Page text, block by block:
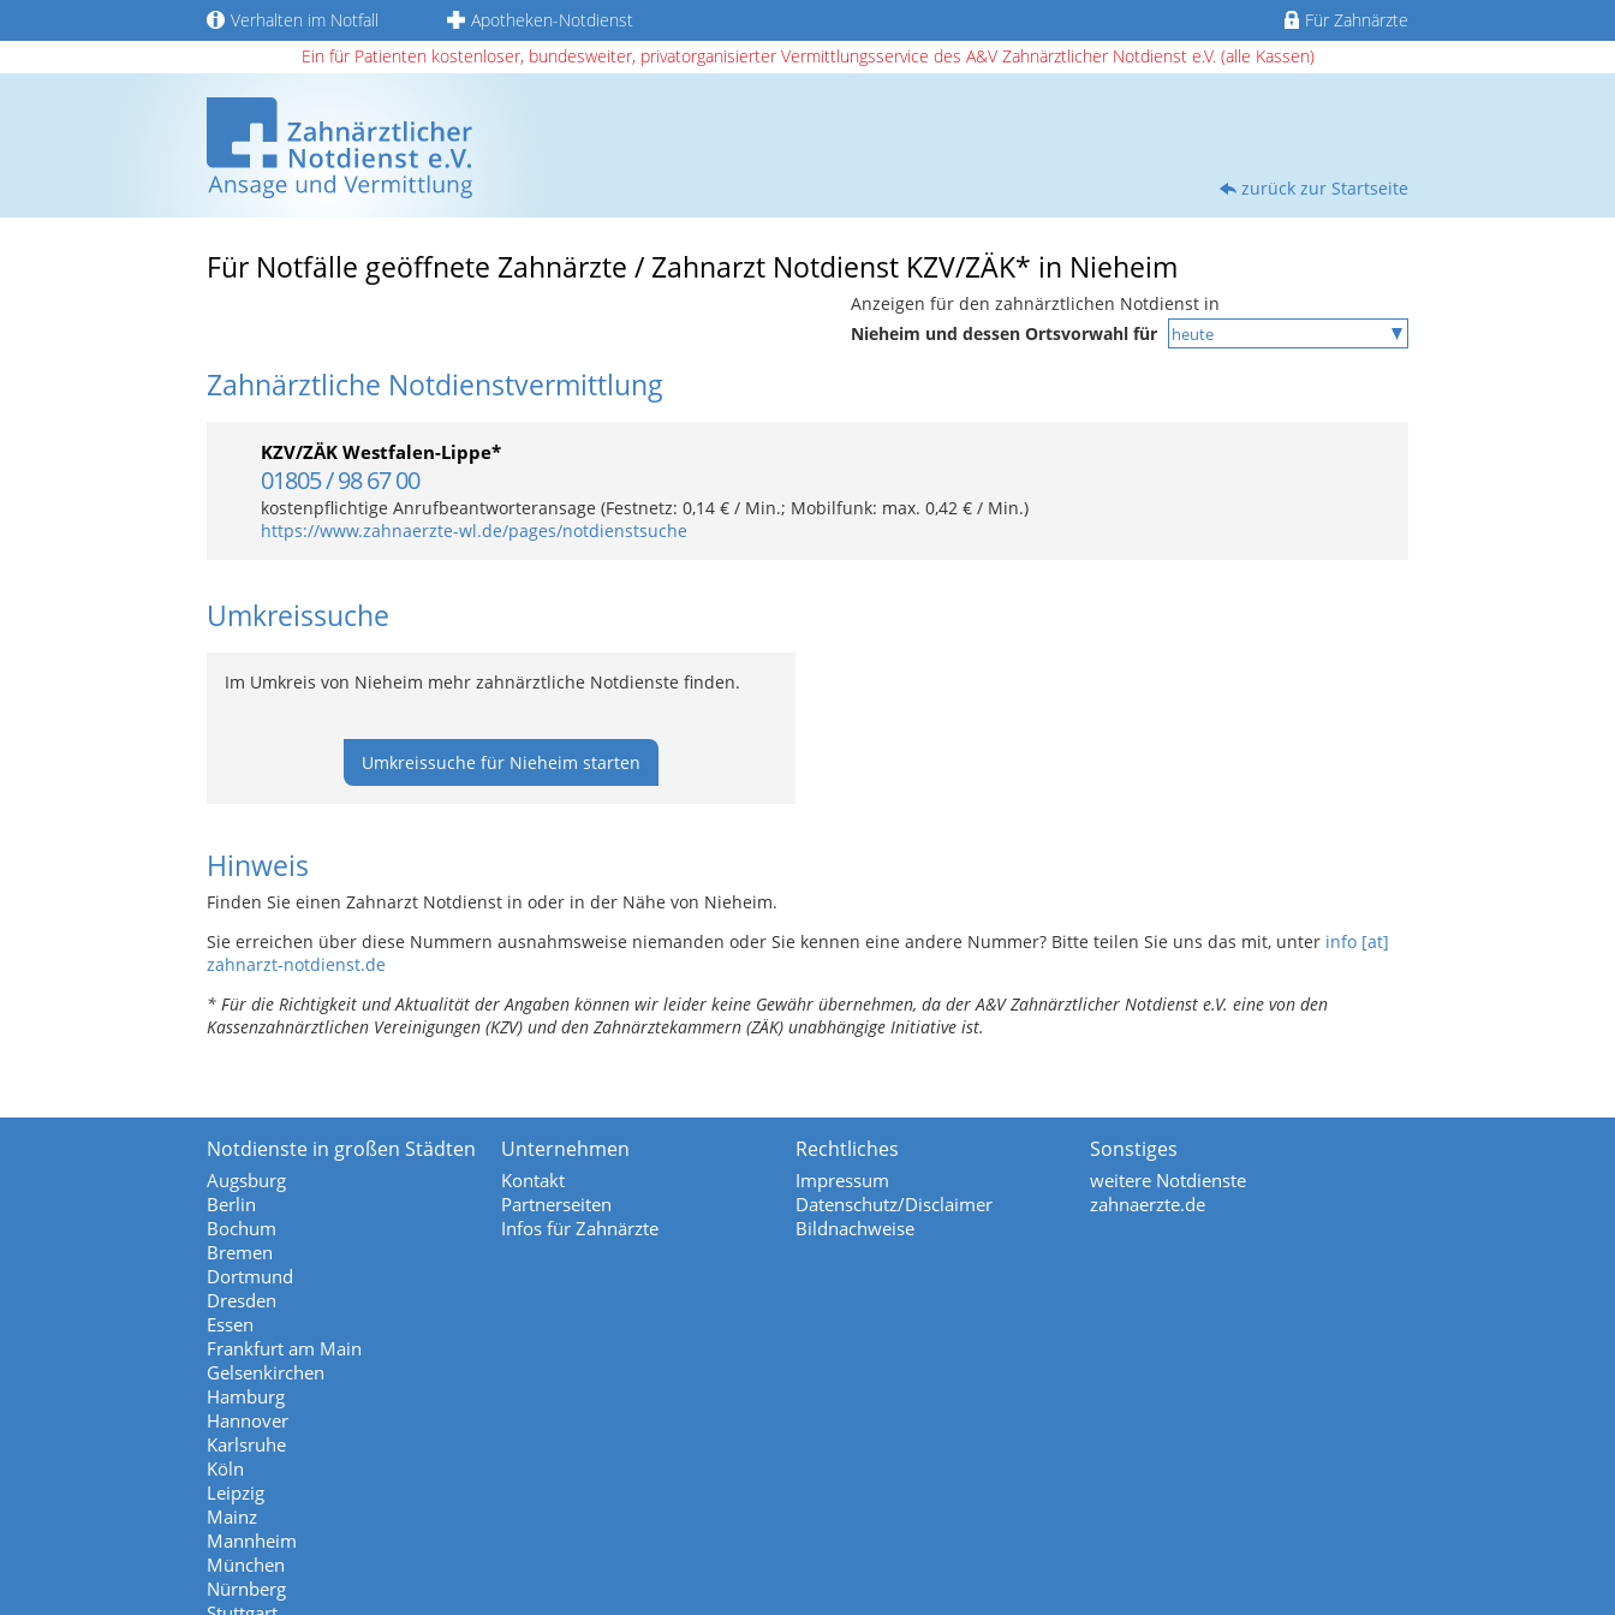
Verhalten im Notfall Apotheken-Notdienst
Für Zahnärzte
Ein für Patienten kostenloser, bundesweiter, privatorganisierter Vermittlungsservice des A&V Zahnärztlicher Notdienst e.V. (alle Kassen)
zurück zur Startseite
Für Notfälle geöffnete Zahnärzte / Zahnarzt Notdienst KZV/ZÄK* in Nieheim
Anzeigen für den zahnärztlichen Notdienst in
Nieheim und dessen Ortsvorwahl für
Zahnärztliche Notdienstvermittlung
KZV/ZÄK Westfalen-Lippe*
01805 / 98 67 00
kostenpflichtige Anrufbeantworteransage (Festnetz: 0,14 € / Min.; Mobilfunk: max. 0,42 € / Min.)
https://www.zahnaerzte-wl.de/pages/notdienstsuche
Umkreissuche
Im Umkreis von Nieheim mehr zahnärztliche Notdienste finden.
Umkreissuche für Nieheim starten
Hinweis
Finden Sie einen Zahnarzt Notdienst in oder in der Nähe von Nieheim.
Sie erreichen über diese Nummern ausnahmsweise niemanden oder Sie kennen eine andere Nummer? Bitte teilen Sie uns das mit, unter info [at]
zahnarzt-notdienst.de
* Für die Richtigkeit und Aktualität der Angaben können wir leider keine Gewähr übernehmen, da der A&V Zahnärztlicher Notdienst e.V. eine von den
Kassenzahnärztlichen Vereinigungen (KZV) und den Zahnärztekammern (ZÄK) unabhängige Initiative ist.
Notdienste in großen Städten
Augsburg
Berlin
Bochum
Bremen
Dortmund
Dresden
Essen
Frankfurt am Main
Gelsenkirchen
Hamburg
Hannover
Karlsruhe
Köln
Leipzig
Mainz
Mannheim
München
Nürnberg
Unternehmen
Kontakt
Partnerseiten
Infos für Zahnärzte
Rechtliches
Impressum
Datenschutz/Disclaimer
Bildnachweise
Sonstiges
weitere Notdienste
zahnaerzte.de